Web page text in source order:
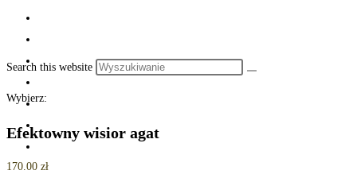
Search this website
Wybierz:
Efektowny wisior agat
170.00 zł